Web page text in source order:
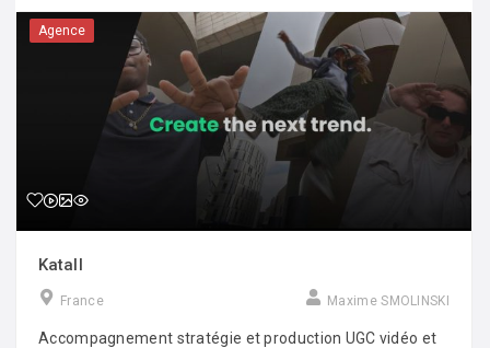
Agence
Katall
France Maxime SMOLINSKI
Accompagnement stratégie et production UGC vidéo et